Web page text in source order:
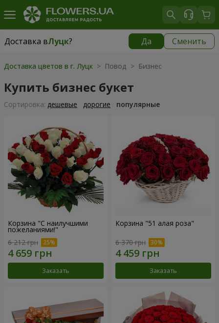
Доставка вЛуцк? Да Сменить
Доставка вЛуцк
Доставка цветов в г. Луцк > Повод > Бизнес
Купить бизнес букет
Cортировка: дешевые дорогие популярные
Корзина "С наилучшими
пожеланиями!"
6 212 грн
Заказать
Корзина "51 алая роза"
6 370 грн
Заказать